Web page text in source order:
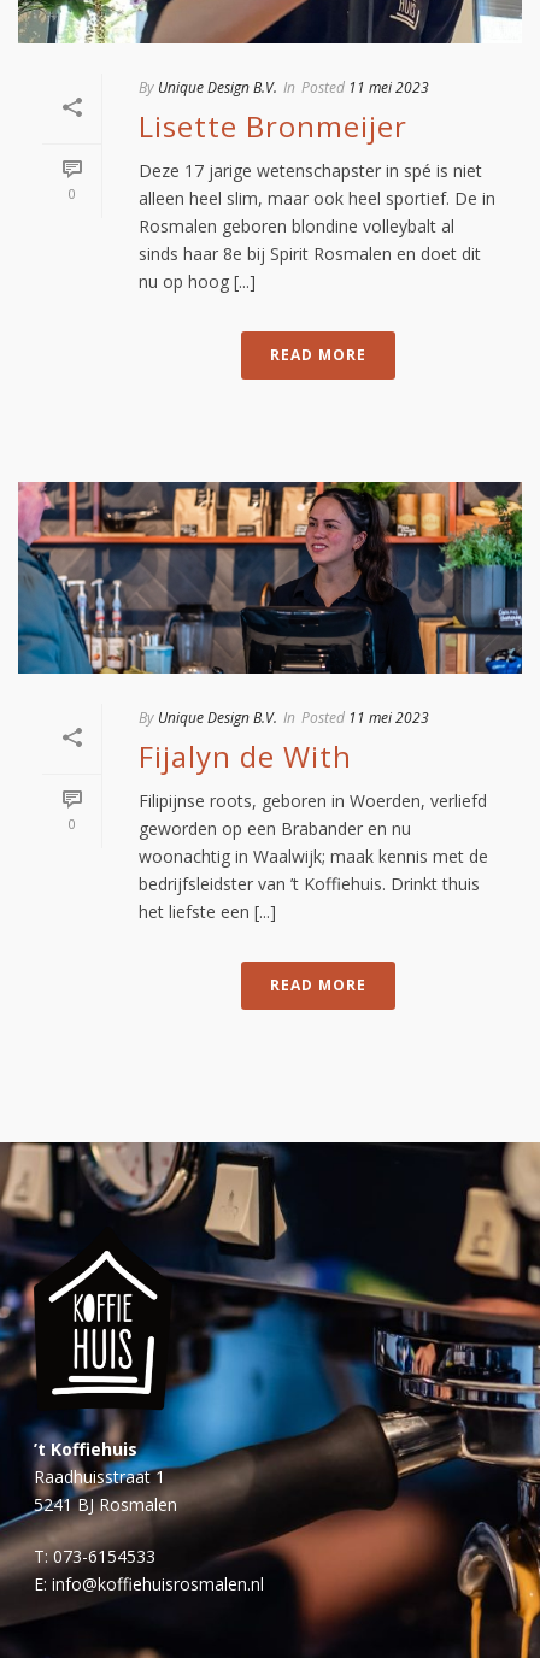
0
By Unique Design B.V. In Posted 11 mei 2023
Lisette Bronmeijer
Deze 17 jarige wetenschapster in spé is niet
alleen heel slim, maar ook heel sportief. De in
Rosmalen geboren blondine volleybalt al
sinds haar 8e bij Spirit Rosmalen en doet dit
nu op hoog [...]
READ MORE
0
By Unique Design B.V. In Posted 11 mei 2023
Fijalyn de With
Filipijnse roots, geboren in Woerden, verliefd
geworden op een Brabander en nu
woonachtig in Waalwijk; maak kennis met de
bedrijfsleidster van ’t Koffiehuis. Drinkt thuis
het liefste een [...]
READ MORE
’t Koffiehuis
Raadhuisstraat 1
5241 BJ Rosmalen
T:073-6154533
E:info@koffiehuisrosmalen.nl